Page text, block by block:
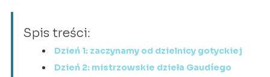
Spis treści:
Dzień 1: zaczynamy od dzielnicy gotyckiej
Dzień 2: mistrzowskie dzieła Gaudíego